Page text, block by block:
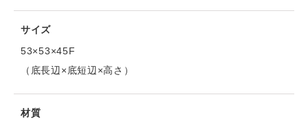
サイズ
53×53×45F
（底長辺×底短辺×高さ）
材質